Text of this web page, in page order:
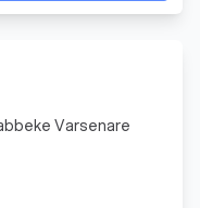
Varsenare